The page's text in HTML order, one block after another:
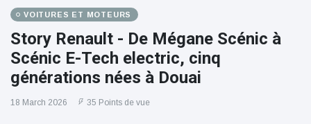
VOITURES ET MOTEURS
Story Renault - De Mégane Scénic à
Scénic E-Tech electric, cinq
générations nées à Douai
18 March 2026 35 Points de vue